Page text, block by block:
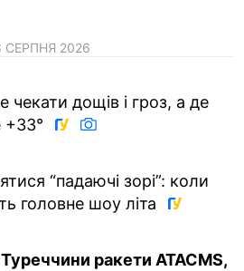
СЕРПНЯ 2026
чекати дощів і гроз, а де
+33°
“падаючі зорі”: коли
головне шоу літа
ракети ATACMS,